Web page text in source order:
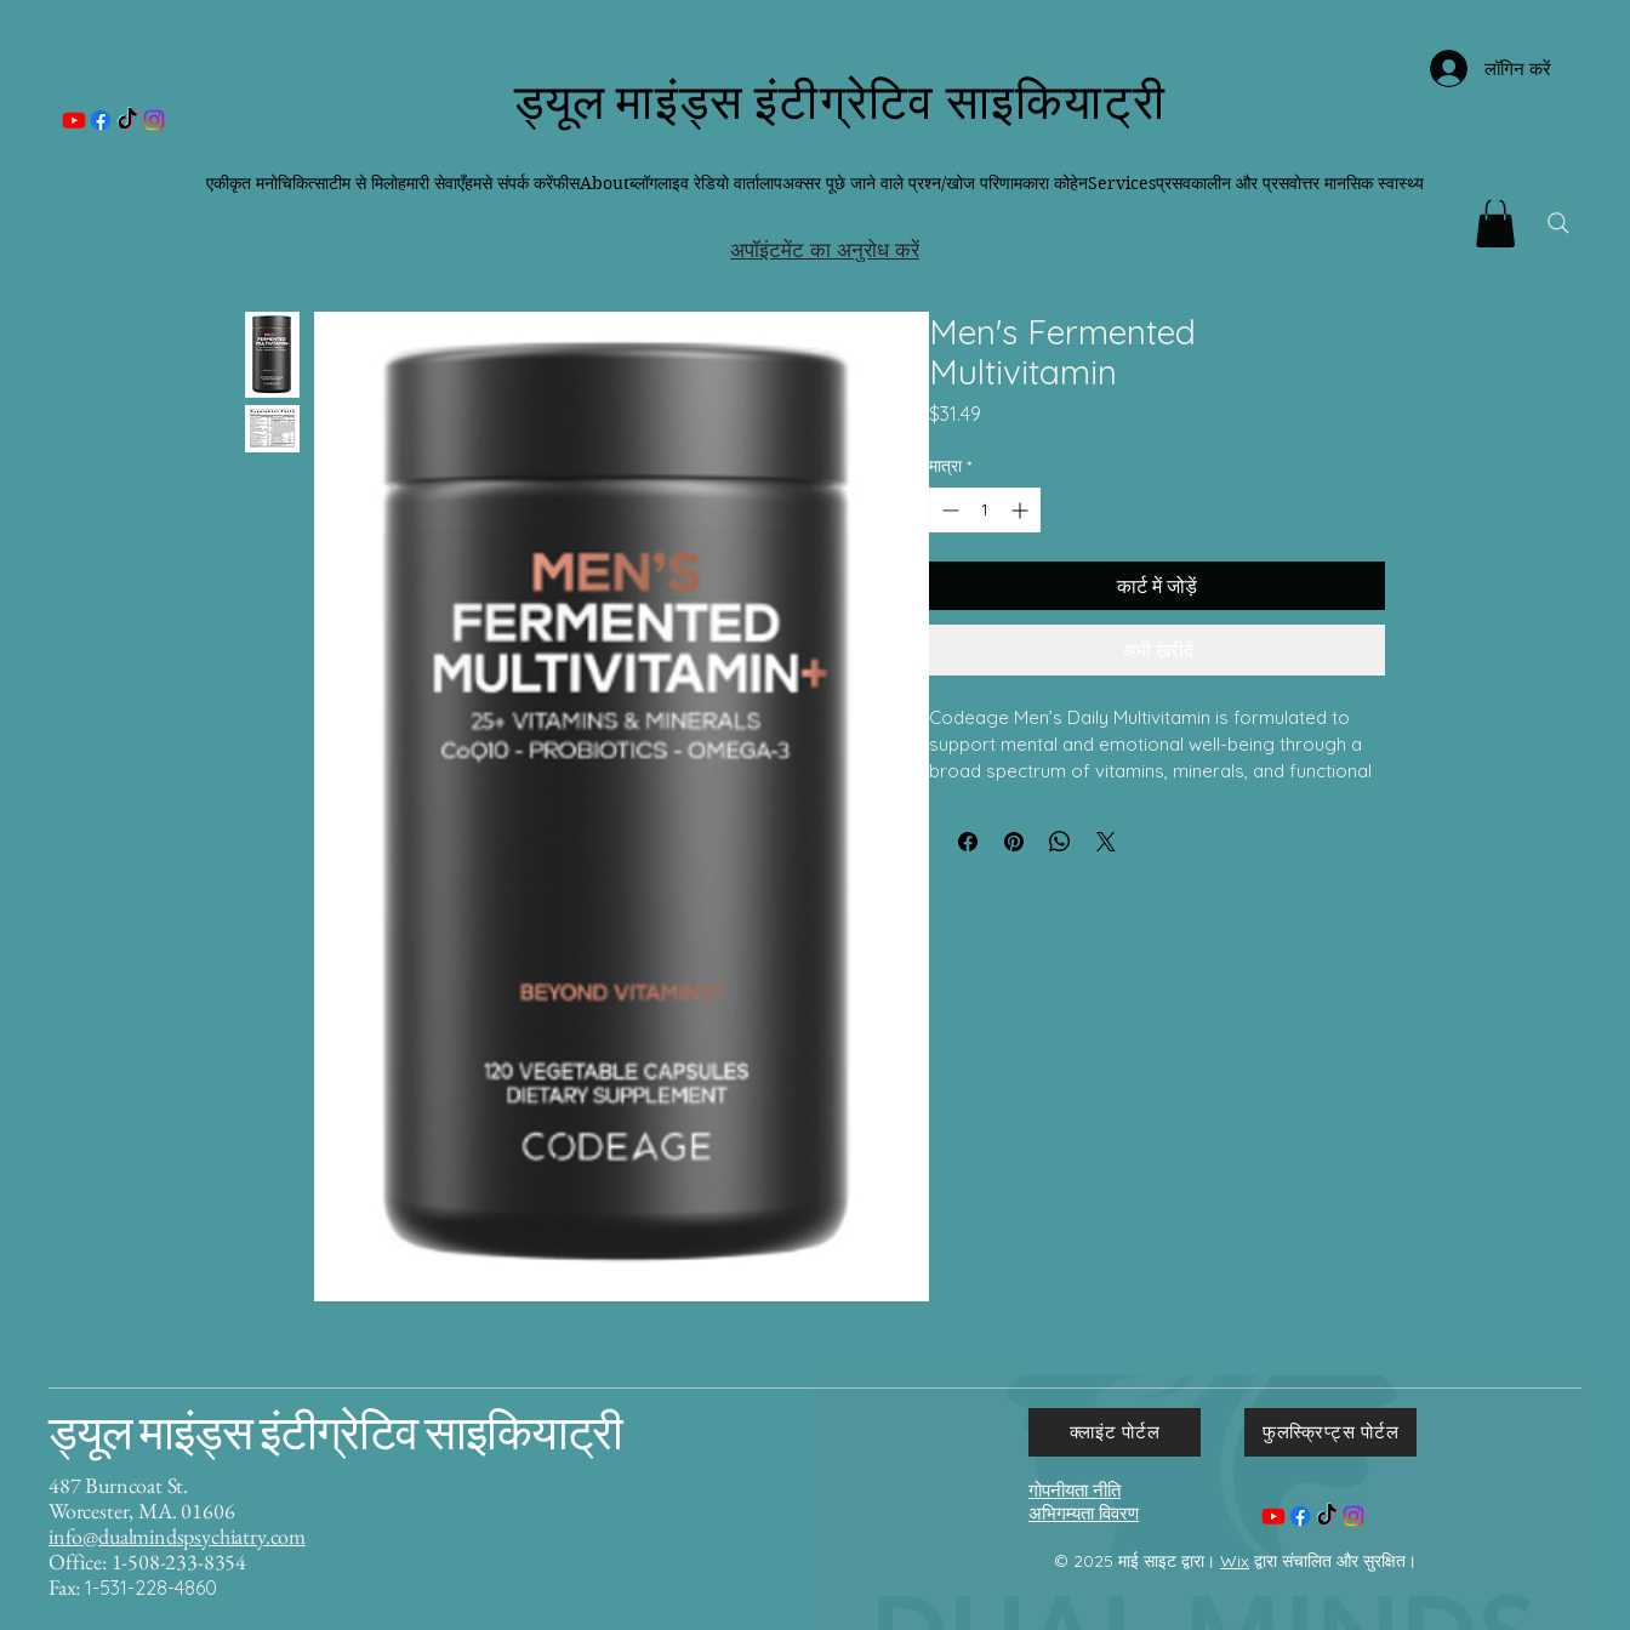
ड्यूल माइंड्स इंटीग्रेटिव साइकियाट्री
अपॉइंटमेंट का अनुरोध करें
लॉगिन करें
एकीकृत मनोचिकित्साटीम से मिलोहमारी सेवाएँहमसे संपर्क करेंफीसAboutब्लॉगलाइव रेडियो वार्तालापअक्सर पूछे जाने वाले प्रश्न/खोज परिणामकारा कोहेनServicesप्रसवकालीन और प्रसवोत्तर मानसिक स्वास्थ्य
Men's Fermented
Multivitamin
$31.49
मात्रा *
कार्ट में जोड़ें
Codeage Men’s Daily Multivitamin is formulated to
support mental and emotional well-being through a
broad spectrum of vitamins, minerals, and functional
neurotransmitter activity, brain function, and nervous
ड्यूल माइंड्स इंटीग्रेटिव साइकियाट्री
487 Burncoat St.
Worcester, MA. 01606
info@dualmindspsychiatry.com
Office: 1-508-233-8354
Fax:1-531-228-4860
क्लाइंट पोर्टल फुलस्क्रिप्ट्स पोर्टल
© 2025 माई साइट द्वारा। Wix द्वारा संचालित और सुरक्षित।
गोपनीयता नीति
अभिगम्यता विवरण